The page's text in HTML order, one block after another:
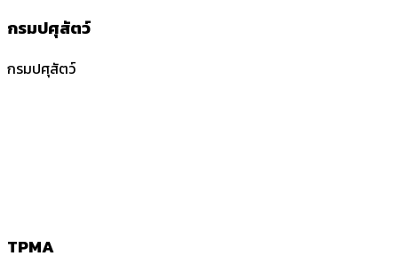
กรมปศุสัตว์
กรมปศุสัตว์
TPMA